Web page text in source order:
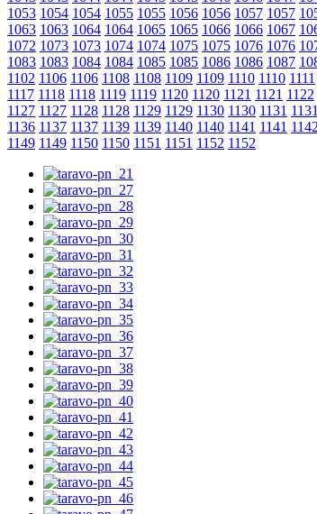
1053 1054 1054 1055 1055 1056 1056 1057 1057
1063 1063 1064 1064 1065 1065 1066 1066 1067
1072 1073 1073 1074 1074 1075 1075 1076 1076
1083 1083 1084 1084 1085 1085 1086 1086 1087
1102 1106 1106 1108 1108 1109 1109 1110 1110 1111
1117 1118 1118 1119 1119 1120 1120 1121 1121 1122
1127 1127 1128 1128 1129 1129 1130 1130 1131 1131
1136 1137 1137 1139 1139 1140 1140 1141 1141 1142
1149 1149 1150 1150 1151 1151 1152 1152